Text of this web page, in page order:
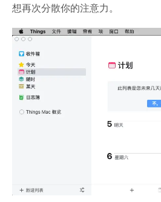
想再次分散你的注意力。